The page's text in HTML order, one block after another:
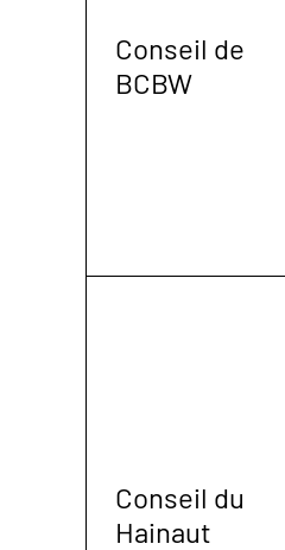
Conseil de
BCBW
Conseil du
Hainaut